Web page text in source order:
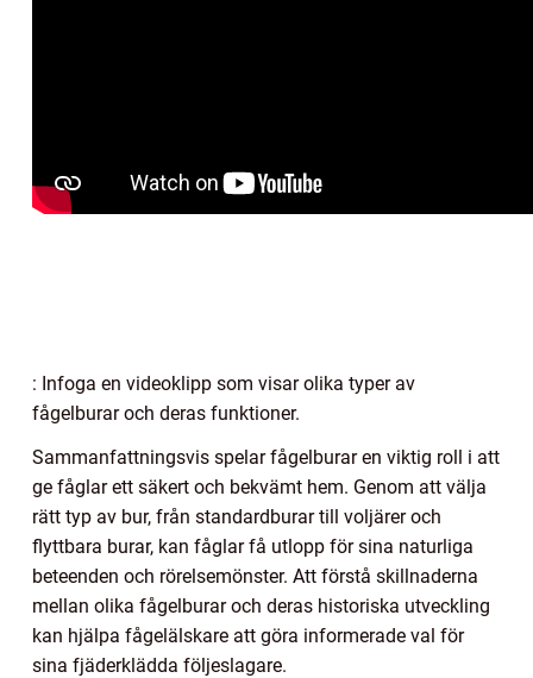
: Infoga en videoklipp som visar olika typer av
fågelburar och deras funktioner.
Sammanfattningsvis spelar fågelburar en viktig roll i att
ge fåglar ett säkert och bekvämt hem. Genom att välja
rätt typ av bur, från standardburar till voljärer och
flyttbara burar, kan fåglar få utlopp för sina naturliga
beteenden och rörelsemönster. Att förstå skillnaderna
mellan olika fågelburar och deras historiska utveckling
kan hjälpa fågelälskare att göra informerade val för
sina fjäderklädda följeslagare.